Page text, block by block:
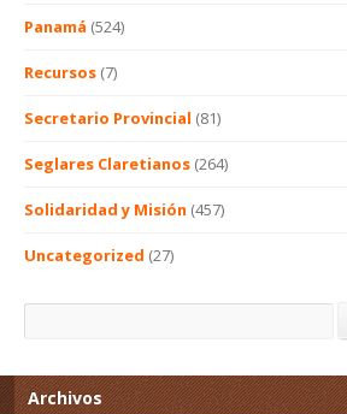
Panamá (524)
Recursos (7)
Secretario Provincial (81)
Seglares Claretianos (264)
Solidaridad y Misión (457)
Uncategorized (27)
Archivos